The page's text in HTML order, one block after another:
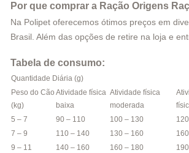
Por que comprar a Ração Origens
Na Polipet oferecemos ótimos preços em
Brasil. Além das opções de retire na loja e
Tabela de consumo:
Quantidade Diária (g)
Peso do Cão
(kg)
Atividade física
baixa
Atividade física
moderada
5 – 7
90 – 110 100 – 130
7 – 9
110 – 140 130 – 160
9 – 11
140 – 160 160 – 180